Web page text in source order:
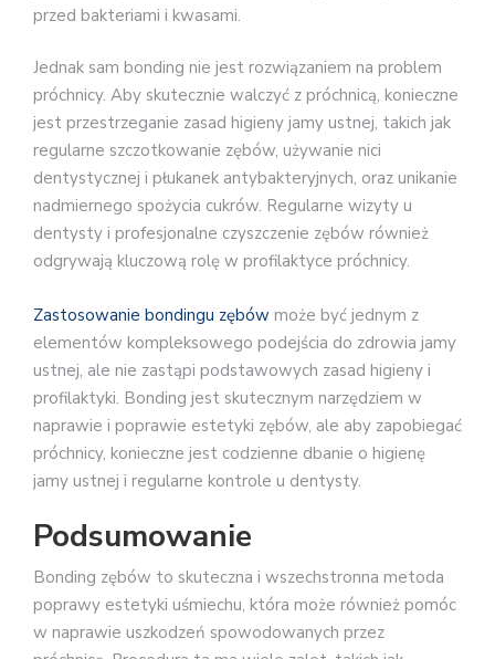
przed bakteriami i kwasami.
Jednak sam bonding nie jest rozwiązaniem na problem
próchnicy. Aby skutecznie walczyć z próchnicą, konieczne
jest przestrzeganie zasad higieny jamy ustnej, takich jak
regularne szczotkowanie zębów, używanie nici
dentystycznej i płukanek antybakteryjnych, oraz unikanie
nadmiernego spożycia cukrów. Regularne wizyty u
dentysty i profesjonalne czyszczenie zębów również
odgrywają kluczową rolę w profilaktyce próchnicy.
Zastosowanie bondingu zębów może być jednym z
elementów kompleksowego podejścia do zdrowia jamy
ustnej, ale nie zastąpi podstawowych zasad higieny i
profilaktyki. Bonding jest skutecznym narzędziem w
naprawie i poprawie estetyki zębów, ale aby zapobiegać
próchnicy, konieczne jest codzienne dbanie o higienę
jamy ustnej i regularne kontrole u dentysty.
Podsumowanie
Bonding zębów to skuteczna i wszechstronna metoda
poprawy estetyki uśmiechu, która może również pomóc
w naprawie uszkodzeń spowodowanych przez